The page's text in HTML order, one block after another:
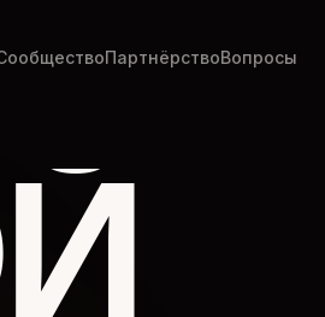
ПартнёрствоВопросы